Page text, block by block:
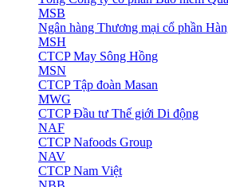
MSB
Ngân hàng Thương mại cổ phần
MSH
CTCP May Sông Hồng
MSN
CTCP Tập đoàn Masan
MWG
CTCP Đầu tư Thế giới Di động
NAF
CTCP Nafoods Group
NAV
CTCP Nam Việt